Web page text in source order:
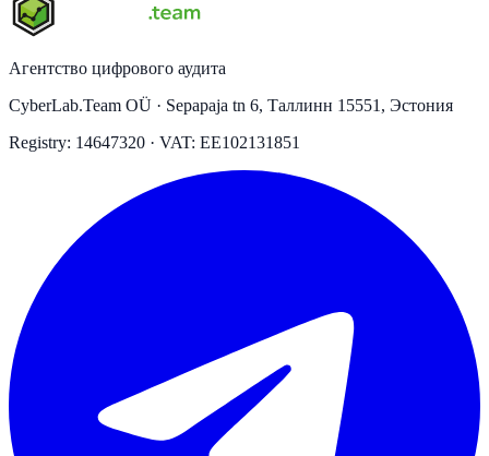
Агентство цифрового аудита
CyberLab.Team OÜ · Sepapaja tn 6, Таллинн 15551, Эстония
Registry: 14647320 · VAT: EE102131851